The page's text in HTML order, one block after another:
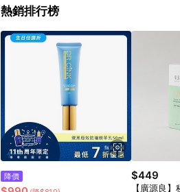
熱銷排行榜
降價 $449
【廣源良